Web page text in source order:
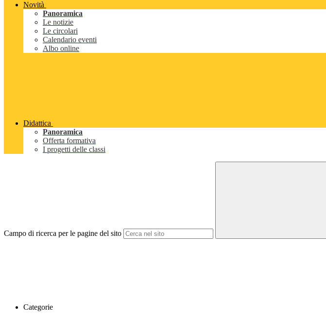
Novità
Panoramica
Le notizie
Le circolari
Calendario eventi
Albo online
Didattica
Panoramica
Offerta formativa
I progetti delle classi
Campo di ricerca per le pagine del sito
Categorie